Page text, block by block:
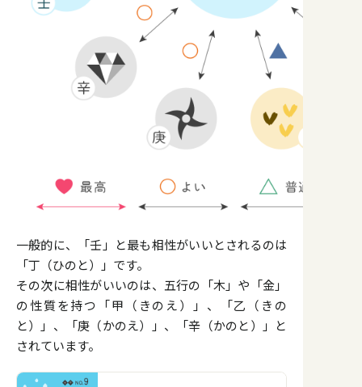
一般的に、「壬」と最も相性がいいとされるのは
「丁（ひのと）」です。
その次に相性がいいのは、五行の「木」や「金」
の性質を持つ「甲（きのえ）」、「乙（きの
と）」、「庚（かのえ）」、「辛（かのと）」と
されています。